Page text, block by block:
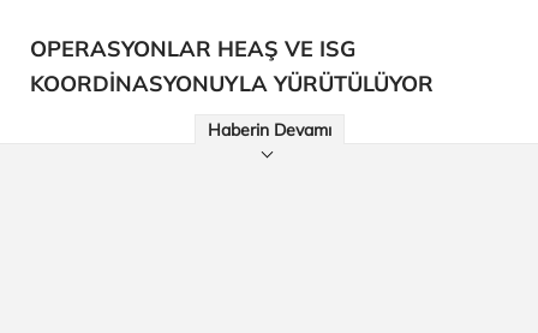
OPERASYONLAR HEAŞ VE ISG
KOORDİNASYONUYLA YÜRÜTÜLÜYOR
Haberin Devamı